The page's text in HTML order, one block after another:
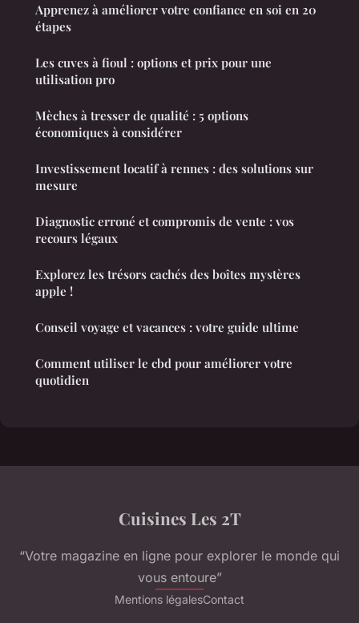
Apprenez à améliorer votre confiance en soi en 20
étapes
Les cuves à fioul : options et prix pour une
utilisation pro
Mèches à tresser de qualité : 5 options
économiques à considérer
Investissement locatif à rennes : des solutions sur
mesure
Diagnostic erroné et compromis de vente : vos
recours légaux
Explorez les trésors cachés des boîtes mystères
apple !
Conseil voyage et vacances : votre guide ultime
Comment utiliser le cbd pour améliorer votre
quotidien
Cuisines Les 2T
“Votre magazine en ligne pour explorer le monde qui
vous entoure”
Mentions légalesContact